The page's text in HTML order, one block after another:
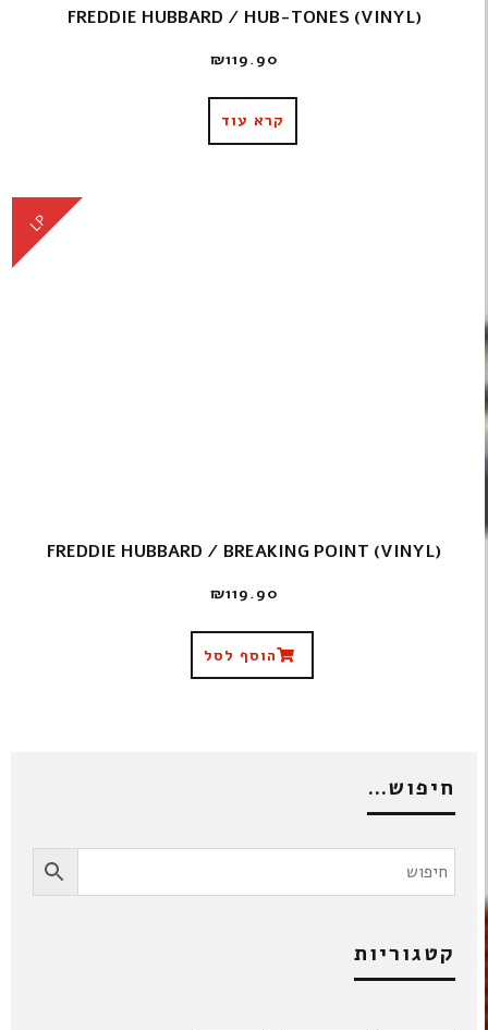
FREDDIE HUBBARD / HUB-TONES (VINYL)
₪119.90
קרא עוד
LP
FREDDIE HUBBARD / BREAKING POINT (VINYL)
₪119.90
הוסף לסל
חיפוש…
קטגוריות